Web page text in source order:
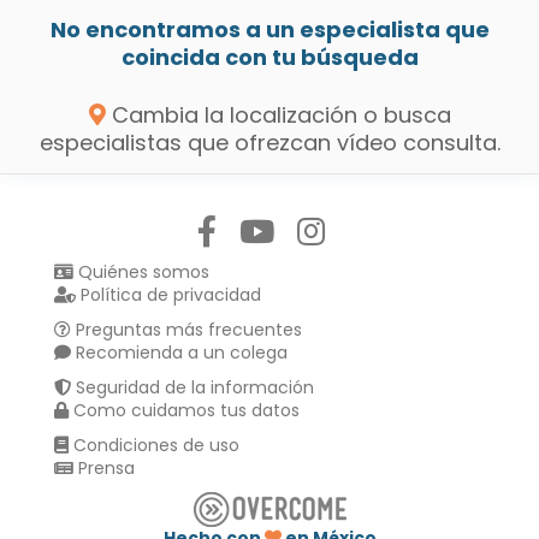
No encontramos a un especialista que
coincida con tu búsqueda
Cambia la localización o busca
especialistas que ofrezcan vídeo consulta.
Quiénes somos
Política de privacidad
Preguntas más frecuentes
Recomienda a un colega
Seguridad de la información
Como cuidamos tus datos
Condiciones de uso
Prensa